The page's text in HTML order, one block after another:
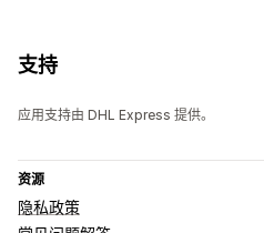
支持
应用支持由 DHL Express 提供。
资源
隐私政策